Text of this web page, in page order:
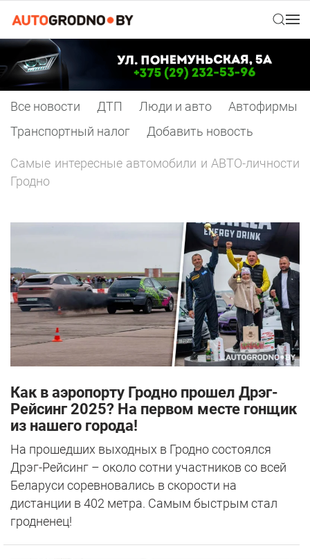
Все новости ДТП Люди и авто
Автофирмы
Транспортный налог
Добавить новость
Самые интересные автомобили и АВТО-личности
Гродно
Как в аэропорту Гродно прошел Дрэг-
Рейсинг 2025? На первом месте гонщик
из нашего города!
На прошедших выходных в Гродно состоялся
Дрэг-Рейсинг – около сотни участников со всей
Беларуси соревновались в скорости на
дистанции в 402 метра. Самым быстрым стал
гродненец!